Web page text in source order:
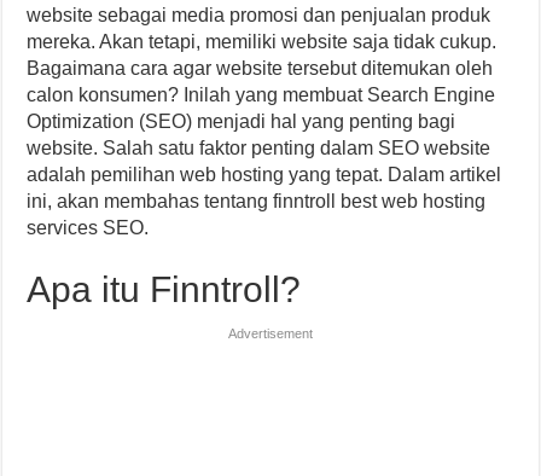
website sebagai media promosi dan penjualan produk
mereka. Akan tetapi, memiliki website saja tidak cukup.
Bagaimana cara agar website tersebut ditemukan oleh
calon konsumen? Inilah yang membuat Search Engine
Optimization (SEO) menjadi hal yang penting bagi
website. Salah satu faktor penting dalam SEO website
adalah pemilihan web hosting yang tepat. Dalam artikel
ini, akan membahas tentang finntroll best web hosting
services SEO.
Apa itu Finntroll?
Advertisement